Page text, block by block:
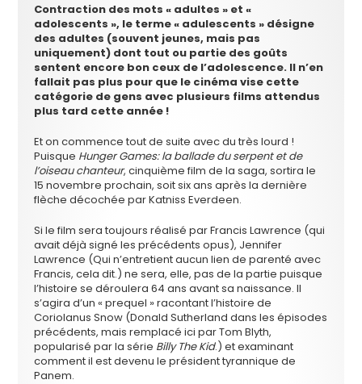
Contraction des mots « adultes » et «
adolescents », le terme « adulescents » désigne
des adultes (souvent jeunes, mais pas
uniquement) dont tout ou partie des goûts
sentent encore bon ceux de l’adolescence. Il n’en
fallait pas plus pour que le cinéma vise cette
catégorie de gens avec plusieurs films attendus
plus tard cette année !
Et on commence tout de suite avec du très lourd !
Puisque Hunger Games: la ballade du serpent et de
l’oiseau chanteur, cinquième film de la saga, sortira le
15 novembre prochain, soit six ans après la dernière
flèche décochée par Katniss Everdeen.
Si le film sera toujours réalisé par Francis Lawrence (qui
avait déjà signé les précédents opus), Jennifer
Lawrence (Qui n’entretient aucun lien de parenté avec
Francis, cela dit.) ne sera, elle, pas de la partie puisque
l’histoire se déroulera 64 ans avant sa naissance. Il
s’agira d’un « prequel » racontant l’histoire de
Coriolanus Snow (Donald Sutherland dans les épisodes
précédents, mais remplacé ici par Tom Blyth,
popularisé par la série Billy The Kid.) et examinant
comment il est devenu le président tyrannique de
Panem.